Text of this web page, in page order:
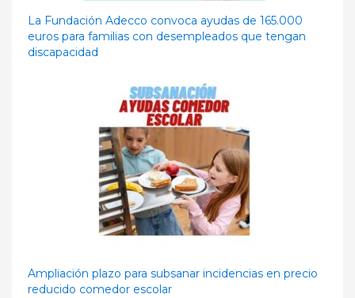
La Fundación Adecco convoca ayudas de 165.000
euros para familias con desempleados que tengan
discapacidad
Ampliación plazo para subsanar incidencias en precio
reducido comedor escolar